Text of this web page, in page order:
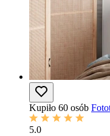
Kupiło 60 osób
5.0